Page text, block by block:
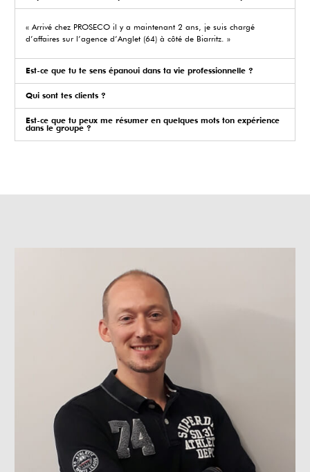
« Arrivé chez PROSECO il y a maintenant 2 ans, je suis chargé
d’affaires sur l’agence d’Anglet (64) à côté de Biarritz. »
Est-ce que tu te sens épanoui dans ta vie professionnelle ?
Qui sont tes clients ?
Est-ce que tu peux me résumer en quelques mots ton expérience
dans le groupe ?